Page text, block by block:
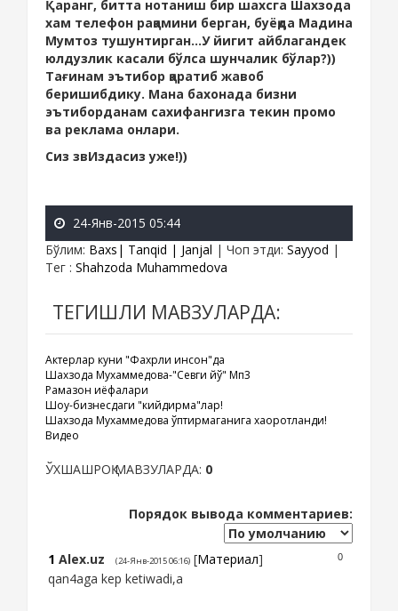
Қаранг, битта нотаниш бир шахсга Шахзода
хам телефон рақамини берган, буёқда Мадина
Мумтоз тушунтирган...У йигит айблагандек
юлдузлик касали бўлса шунчалик бўлар?))
Тағинам эътибор қаратиб жавоб
беришибдику. Мана бахонада бизни
эътиборданам сахифангизга текин промо
ва реклама онлари.
Сиз звИздасиз уже!))
24-Янв-2015 05:44
Бўлим: Baxs| Tanqid | Janjal | Чоп этди: Sayyod |
Тег : Shahzoda Muhammedova
ТЕГИШЛИ МАВЗУЛАРДА:
Актерлар куни "Фахрли инсон"да
Шахзода Мухаммедова-"Севги йўқ" Мп3
Рамазон қиёфалари
Шоу-бизнесдаги "кийдирма"лар!
Шахзода Мухаммедова ўптирмаганига хақоротланди!
Видео
ЎХШАШРОҚ МАВЗУЛАРДА: 0
Порядок вывода комментариев:
0
1 Alex.uz (24-Янв-2015 06:16) [Материал]
qan4aga kep ketiwadi,a